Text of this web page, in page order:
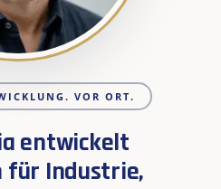
VOR ORT.
entwickelt
für Industrie,